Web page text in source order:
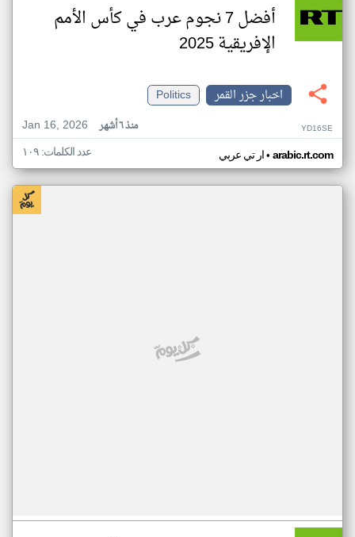
أفضل 7 نجوم عرب في كأس الأمم
الإفريقية 2025
اخبار جزر القمر
Politics
Jan 16, 2026
منذ ٦ أشهر YD16SE
ار تي عربي• arabic.rt.com عدد الكلمات: ١٠٩